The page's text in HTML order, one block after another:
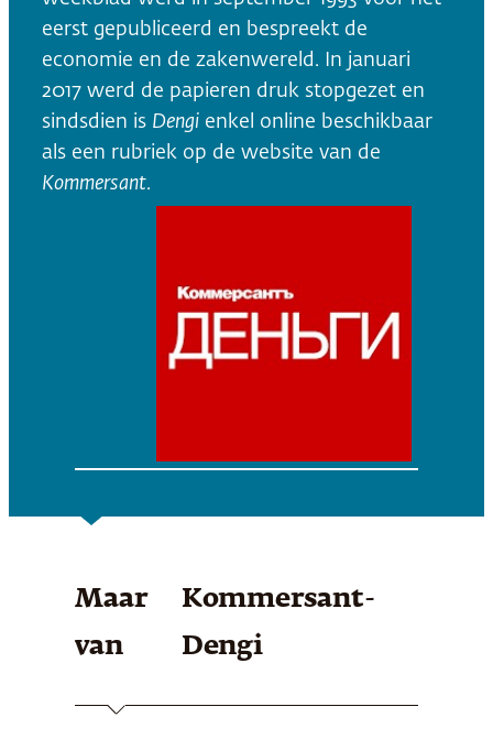
eerst gepubliceerd en bespreekt de
economie en de zakenwereld. In januari
2017 werd de papieren druk stopgezet en
sindsdien is Dengi enkel online beschikbaar
als een rubriek op de website van de
Kommersant.
Maar
van
Kommersant-
Dengi